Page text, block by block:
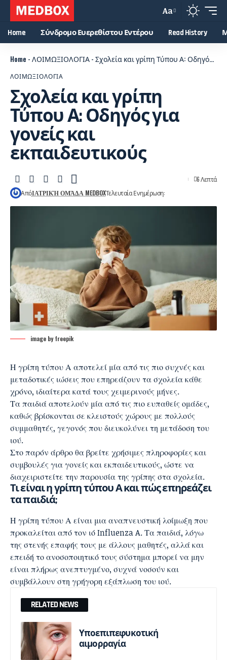
Aa
Home Σύνδρομο Ευερεθίστου Εντέρου Read History
Home -ΛΟΙΜΩΞΙΟΛΟΓΙΑ-Σχολεία και γρίπη Τύπου Α: Οδηγός για γονείς και εκπαιδευτικούς
ΛΟΙΜΩΞΙΟΛΟΓΙΑ
Σχολεία και γρίπη
Τύπου Α: Οδηγός για
γονείς και
εκπαιδευτικούς
ΑπόΙΑΤΡΙΚΉ ΟΜΆΔΑ MEDBOXΤελευταία Ενημέρωση:
6 Λεπτά
image by freepik
Η γρίπη τύπου Ααποτελεί μία από τις πιο συχνές και
μεταδοτικές ιώσεις που επηρεάζουν τα σχολεία κάθε
χρόνο, ιδιαίτερα κατά τους χειμερινούς μήνες.
Τα παιδιά αποτελούν μία από τις πιο ευπαθείς ομάδες,
καθώς βρίσκονται σε κλειστούς χώρους με πολλούς
συμμαθητές, γεγονός που διευκολύνει τη μετάδοση του
ιού.
Στο παρόν άρθρο θα βρείτε χρήσιμες πληροφορίες και
συμβουλές για γονείς και εκπαιδευτικούς, ώστε να
διαχειριστείτε την παρουσία της γρίπης στα σχολεία.
Τι είναι η γρίπη τύπου Α και πώς επηρεάζει
τα παιδιά;
Η γρίπη τύπου Α είναι μια αναπνευστική λοίμωξη που
προκαλείται από τον ιόInfluenzaA. Τα παιδιά, λόγω
της στενής επαφής τους με άλλους μαθητές, αλλά και
επειδή το ανοσοποιητικό τους σύστημα μπορεί να μην
είναι πλήρως ανεπτυγμένο, συχνά νοσούν και
συμβάλλουν στη γρήγορη εξάπλωση του ιού.
RELATED NEWS
Υποεπιπεφυκοτική
αιμορραγία